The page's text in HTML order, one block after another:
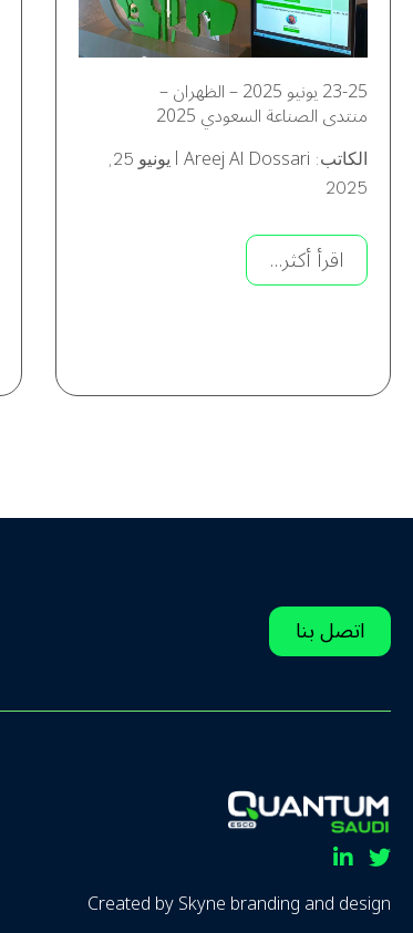
23-25 يونيو 2025 – الظهران –
منتدى الصناعة السعودي 2025
الكاتب: Areej Al Dossari
|
يونيو 25,
2025
اقرأ أكثر...
اتصل بنا
Twitter
Linkedin
Created bySkyne branding and design